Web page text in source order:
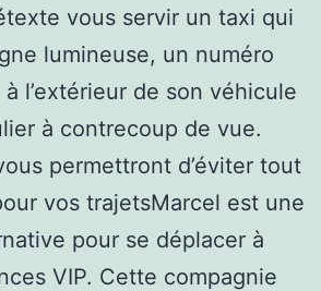
vous servir un taxi qui
lumineuse, un numéro
l’extérieur de son véhicule
à contrecoup de vue.
permettront d’éviter tout
vos trajetsMarcel est une
pour se déplacer à
VIP. Cette compagnie